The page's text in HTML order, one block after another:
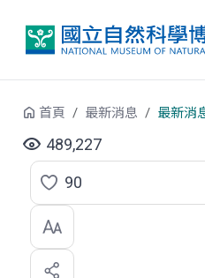
首頁 最新消息 最新消
489,227
點
選
喜
90